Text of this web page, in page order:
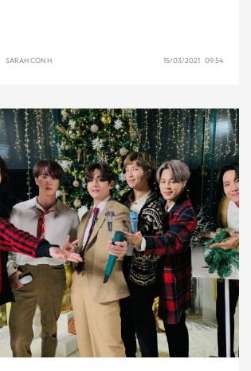
SARAH CON H 15/03/2021 09:54